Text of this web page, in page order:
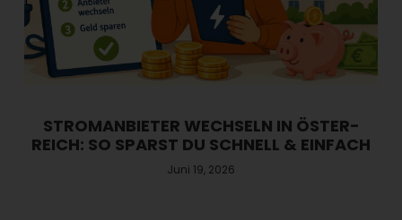
STROM­ANBIETER WECHSELN IN ÖSTER­
REICH: SO SPARST DU SCHNELL & EINFACH
Juni 19, 2026